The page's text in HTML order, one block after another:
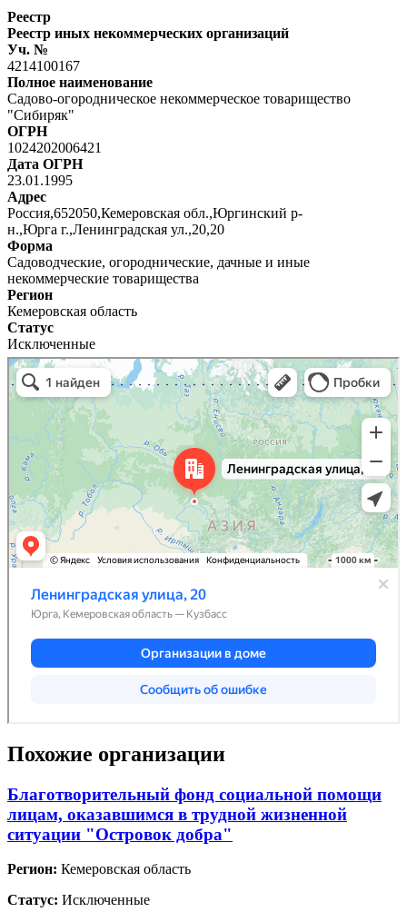
Реестр
Реестр иных некоммерческих организаций
Уч. №
4214100167
Полное наименование
Садово-огородническое некоммерческое товарищество
"Сибиряк"
ОГРН
1024202006421
Дата ОГРН
23.01.1995
Адрес
Россия,652050,Кемеровская обл.,Юргинский р-
н.,Юрга г.,Ленинградская ул.,20,20
Форма
Садоводческие, огороднические, дачные и иные
некоммерческие товарищества
Регион
Кемеровская область
Статус
Исключенные
Похожие организации
Благотворительный фонд социальной помощи
лицам, оказавшимся в трудной жизненной
ситуации "Островок добра"
Регион: Кемеровская область
Статус: Исключенные